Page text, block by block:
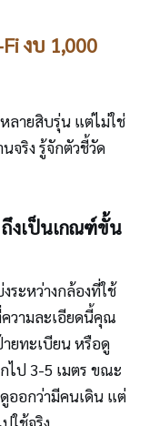
งบ 1,000
ลายสิบรุ่น แต่ไม่ใช่
จริง รู้จักตัวชี้วัด
งเป็นเกณฑ์ขั้น
ระหว่างกล้องที่ใช้
วามละเอียดนี้คุณ
ยทะเบียน หรือดู
ไป 3-5 เมตร ขณะ
ออกว่ามีคนเดิน แต่